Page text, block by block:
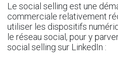
Le social selling est une
commerciale relativement
utiliser les dispositifs
le réseau social, pour y
social selling sur LinkedIn :